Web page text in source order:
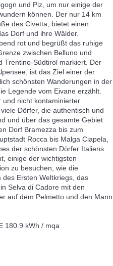
und Piz, um nur einige der
können. Der nur 14 km
des Civetta, bietet einen
Dorf und ihre Wälder.
rot und begrüßt das ruhige
zwischen Belluno und
Trentino-Südtirol markiert. Der
ist das Ziel einer der
schönsten Wanderungen in der
Legende vom Eivane erzählt.
und nicht kontaminierter
Dörfer, die authentisch und
und über das gesamte Gebiet
Dorf Bramezza bis zum
Rocca bis Malga Ciapela,
der schönsten Dörfer Italiens
einige der wichtigsten
zu besuchen, wie die
Ersten Weltkriegs, das
Selva di Cadore mit den
auf dem Pelmetto und den Mann
180.9 kWh / mqa